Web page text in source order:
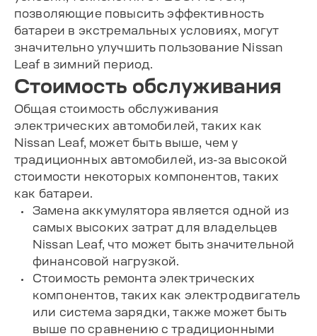
позволяющие повысить эффективность
батареи в экстремальных условиях, могут
значительно улучшить пользование Nissan
Leaf в зимний период.
Стоимость обслуживания
Общая стоимость обслуживания
электрических автомобилей, таких как
Nissan Leaf, может быть выше, чем у
традиционных автомобилей, из-за высокой
стоимости некоторых компонентов, таких
как батареи.
Замена аккумулятора является одной из
самых высоких затрат для владельцев
Nissan Leaf, что может быть значительной
финансовой нагрузкой.
Стоимость ремонта электрических
компонентов, таких как электродвигатель
или система зарядки, также может быть
выше по сравнению с традиционными